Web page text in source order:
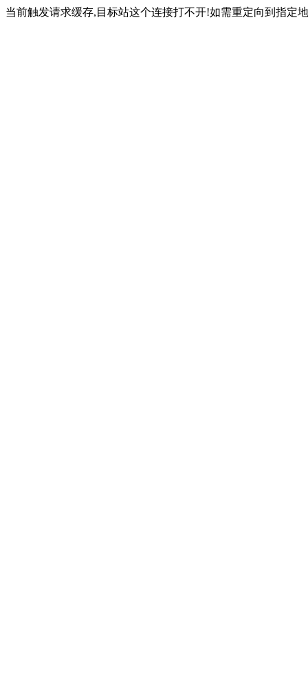
当前触发请求缓存,目标站这个连接打不开!如需重定向到指定